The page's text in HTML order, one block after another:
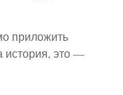
приложить
история, это —